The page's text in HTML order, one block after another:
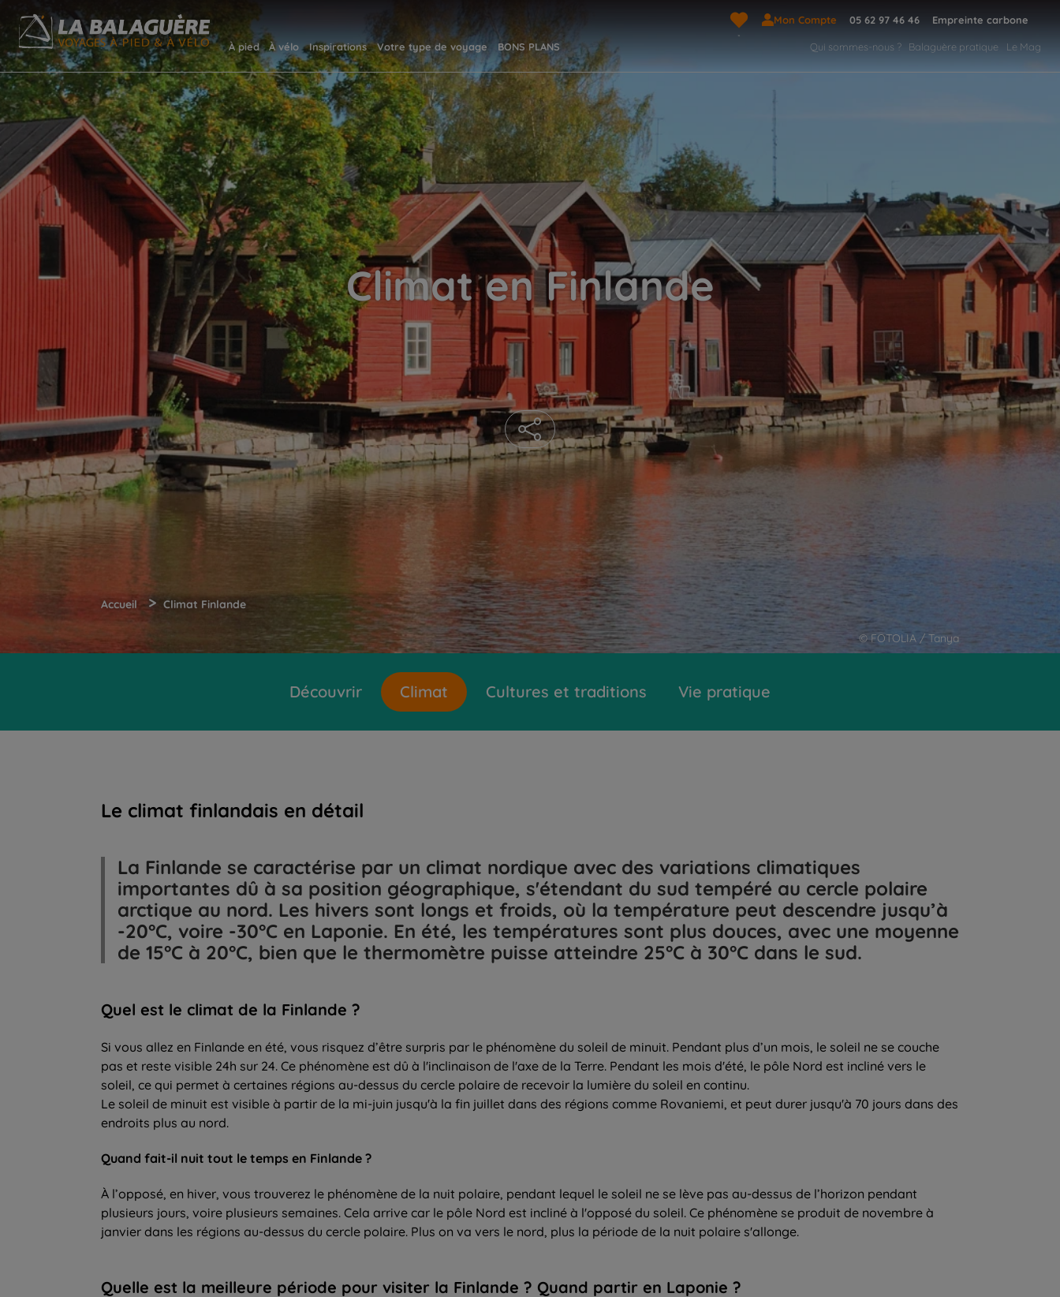
Mon Compte 05 62 97 46 46 Empreinte carbone
À pied À vélo Inspirations Votre type de voyage BONS PLANS Qui sommes-nous ? Balaguère pratique Le Mag
© FOTOLIA / Tanya
Climat en Finlande
Accueil > Climat Finlande
Découvrir Climat Cultures et traditions Vie pratique
Le climat finlandais en détail
La Finlande se caractérise par un climat nordique avec des variations climatiques
importantes dû à sa position géographique, s'étendant du sud tempéré au cercle polaire
arctique au nord. Les hivers sont longs et froids, où la température peut descendre jusqu’à
-20°C, voire -30°C en Laponie. En été, les températures sont plus douces, avec une moyenne
Quel est le climat de la Finlande ?
Si vous allez en Finlande en été, vous risquez d’être surpris par le phénomène du soleil de minuit. Pendant plus d’un mois, le soleil ne se couche
pas et reste visible 24h sur 24. Ce phénomène est dû à l'inclinaison de l'axe de la Terre. Pendant les mois d'été, le pôle Nord est incliné vers le
soleil, ce qui permet à certaines régions au-dessus du cercle polaire de recevoir la lumière du soleil en continu.
Le soleil de minuit est visible à partir de la mi-juin jusqu'à la fin juillet dans des régions comme Rovaniemi, et peut durer jusqu'à 70 jours dans des
endroits plus au nord.
Quand fait-il nuit tout le temps en Finlande ?
À l’opposé, en hiver, vous trouverez le phénomène de la nuit polaire, pendant lequel le soleil ne se lève pas au-dessus de l’horizon pendant
plusieurs jours, voire plusieurs semaines. Cela arrive car le pôle Nord est incliné à l'opposé du soleil. Ce phénomène se produit de novembre à
janvier dans les régions au-dessus du cercle polaire. Plus on va vers le nord, plus la période de la nuit polaire s'allonge.
Quelle est la meilleure période pour visiter la Finlande ? Quand partir en Laponie ?